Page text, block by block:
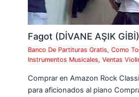
Fagot (DİVANE AŞIK
Banco De Partituras Gratis,Como
Instrumentos Musicales,Ventas
Comprar en Amazon Rock
para aficionados al piano